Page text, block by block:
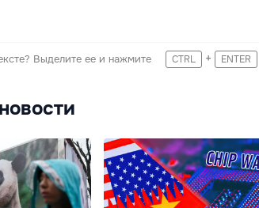
Выделите ее и нажмите CTRL + ENTER